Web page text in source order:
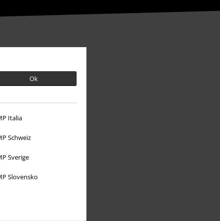
Ok
Italia
Schweiz
Sverige
Slovensko